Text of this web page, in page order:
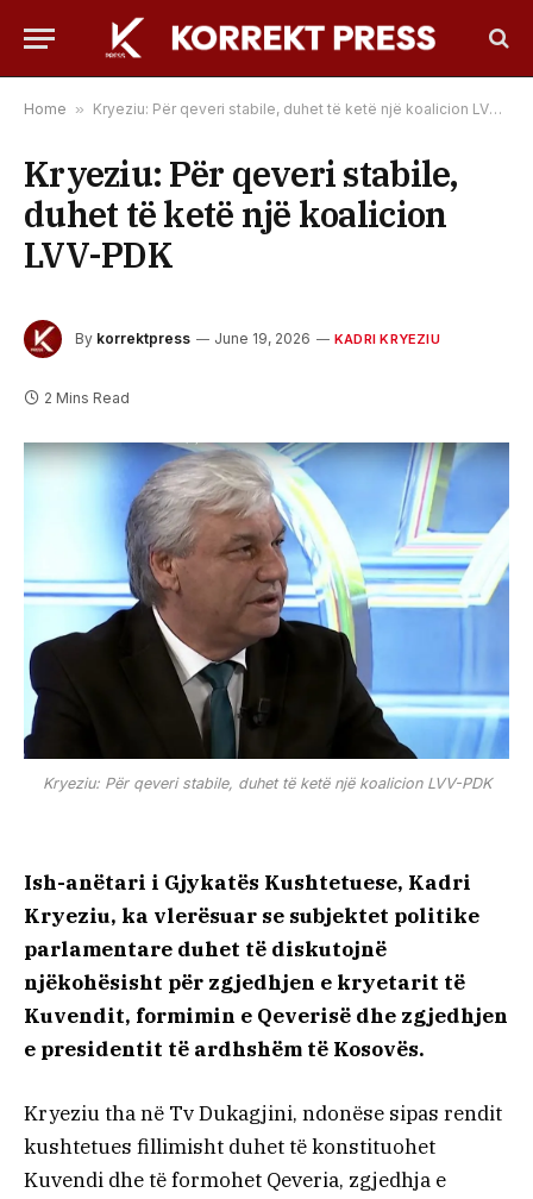
Home » Kryeziu: Për qeveri stabile, duhet të ketë një koalicion LVV-PDK
Kryeziu: Për qeveri stabile,
duhet të ketë një koalicion
LVV-PDK
By korrektpress June 19, 2026 KADRI KRYEZIU
2 Mins Read
Kryeziu: Për qeveri stabile, duhet të ketë një koalicion LVV-PDK
Ish-anëtari i Gjykatës Kushtetuese, Kadri
Kryeziu, ka vlerësuar se subjektet politike
parlamentare duhet të diskutojnë
njëkohësisht për zgjedhjen e kryetarit të
Kuvendit, formimin e Qeverisë dhe zgjedhjen
e presidentit të ardhshëm të Kosovës.
Kryeziu tha në Tv Dukagjini, ndonëse sipas rendit
kushtetues fillimisht duhet të konstituohet
Kuvendi dhe të formohet Qeveria, zgjedhja e